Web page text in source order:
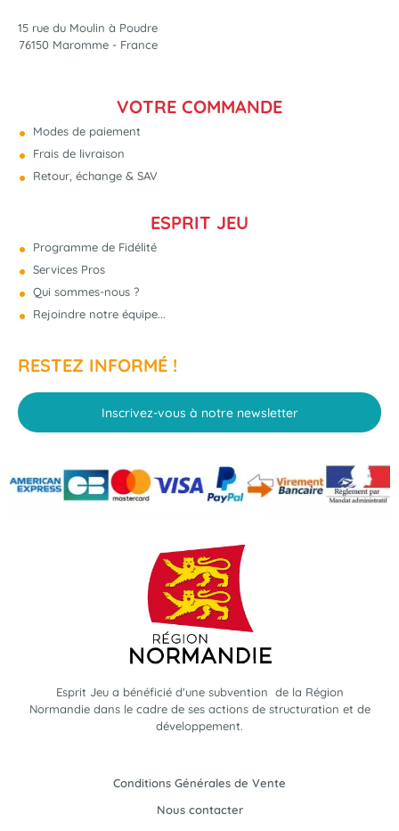
15 rue du Moulin à Poudre
76150 Maromme - France
VOTRE COMMANDE
Modes de paiement
Frais de livraison
Retour, échange & SAV
ESPRIT JEU
Programme de Fidélité
Services Pros
Qui sommes-nous ?
Rejoindre notre équipe...
RESTEZ INFORMÉ !
Inscrivez-vous à notre newsletter
Esprit Jeu a bénéficié d'une subvention de la Région
Normandie dans le cadre de ses actions de structuration et de
développement.
Conditions Générales de Vente
Nous contacter